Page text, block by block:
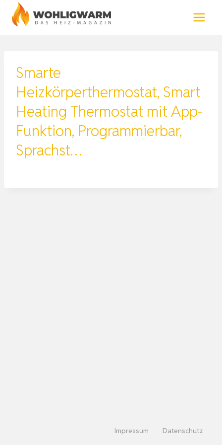
Zum
Inhalt
Smarte
Heizkörperthermostat, Smart
Heating Thermostat mit App-
Funktion, Programmierbar,
Sprachst…
Impressum Datenschutz